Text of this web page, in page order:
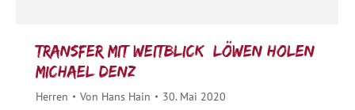
Transfer mit Weitblick: Löwen holen
Michael Denz
Herren Von Hans Hain 30. Mai 2020